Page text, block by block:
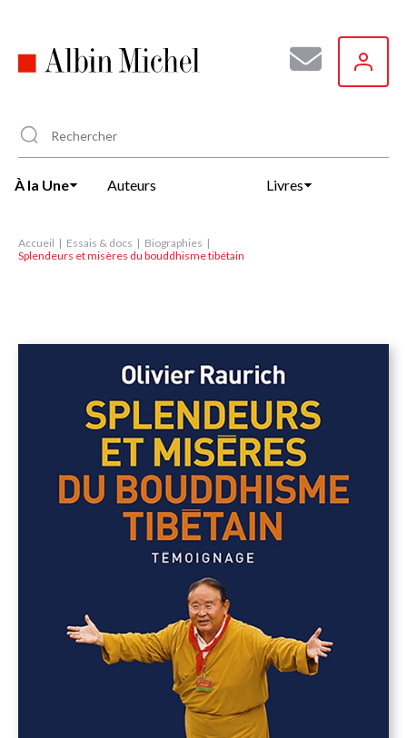
principal
À la Une Auteurs Livres
Accueil Essais & docs
Biographies
Splendeurs et misères du bouddhisme tibétain